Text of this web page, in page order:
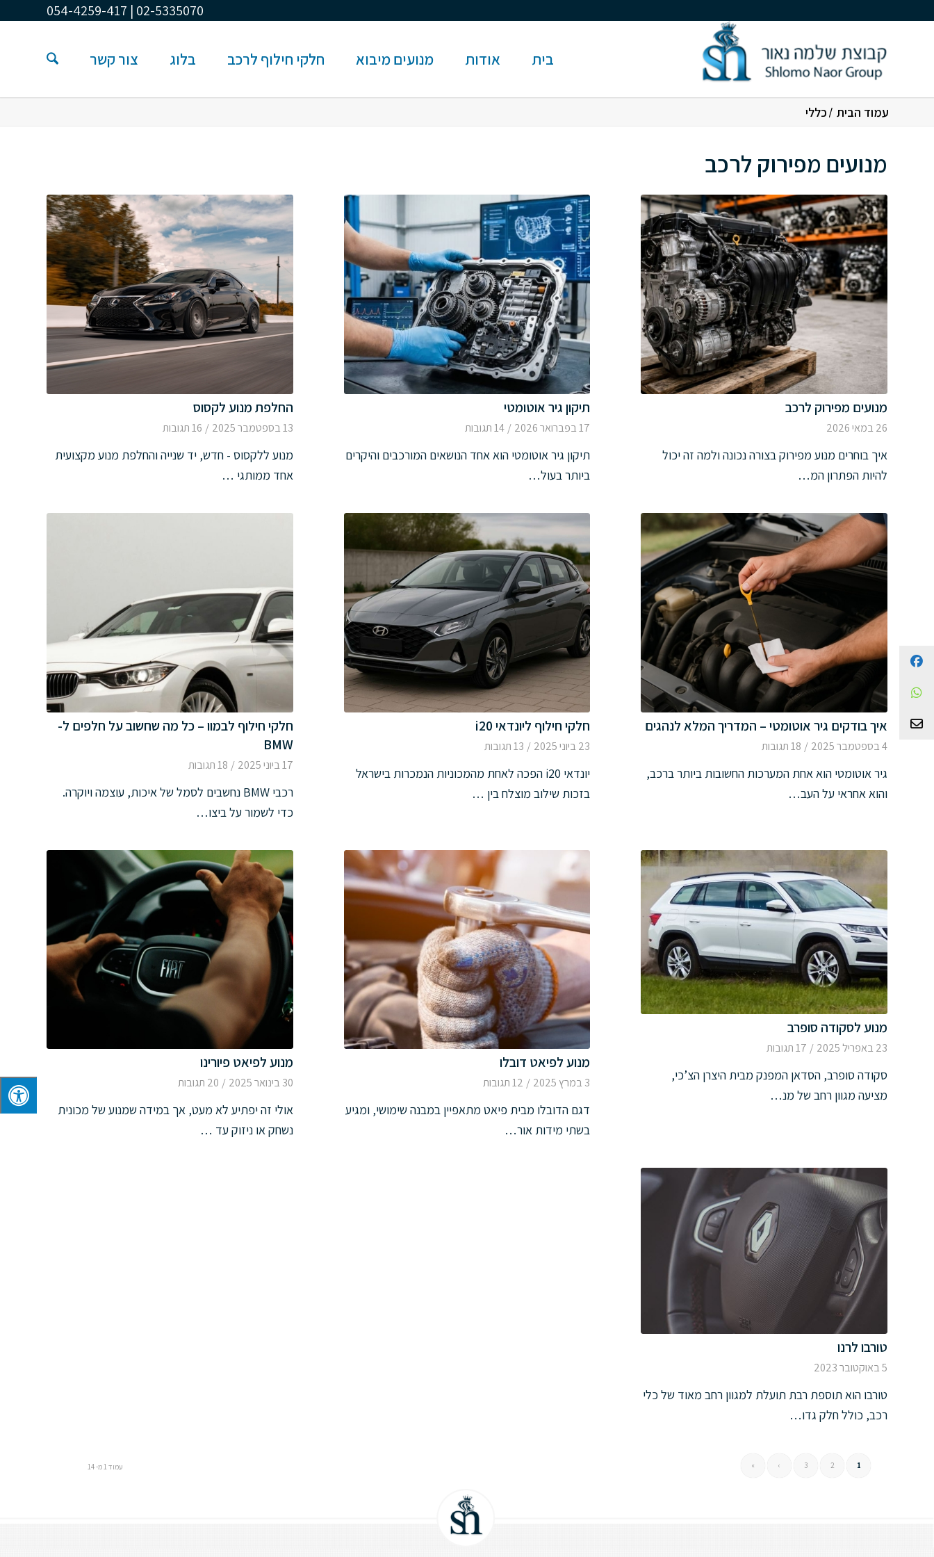
02-5335070 | 054-4259-417
בית אודות מנועים מיבוא חלקי חילוף לרכב בלוג צור קשר
עמוד הבית /כללי
מנועים מפירוק לרכב
מנועים מפירוק לרכב
26 במאי 2026
איך בוחרים מנוע מפירוק בצורה נכונה ולמה זה יכול
להיות הפתרון המ…
תיקון גיר אוטומטי
17 בפברואר 2026 / 14 תגובות
תיקון גיר אוטומטי הוא אחד הנושאים המורכבים והיקרים
ביותר בעול…
החלפת מנוע לקסוס
13 בספטמבר 2025 / 16 תגובות
מנוע ללקסוס - חדש, יד שנייה והחלפת מנוע מקצועית
אחד ממותגי …
איך בודקים גיר אוטומטי – המדריך המלא לנהגים
4 בספטמבר 2025 / 18 תגובות
גיר אוטומטי הוא אחת המערכות החשובות ביותר ברכב,
והוא אחראי על העב…
חלקי חילוף ליונדאי i20
23 ביוני 2025 / 13 תגובות
יונדאי i20 הפכה לאחת מהמכוניות הנמכרות בישראל
בזכות שילוב מוצלח בין …
חלקי חילוף לבמוו – כל מה שחשוב על חלפים ל-
BMW
17 ביוני 2025 / 18 תגובות
רכבי BMW נחשבים לסמל של איכות, עוצמה ויוקרה.
כדי לשמור על ביצו…
מנוע לסקודה סופרב
23 באפריל 2025 / 17 תגובות
סקודה סופרב, הסדאן המפנק מבית היצרן הצ’כי,
מציעה מגוון רחב של מנ…
מנוע לפיאט דובלו
3 במרץ 2025 / 12 תגובות
דגם הדובלו מבית פיאט מתאפיין במבנה שימושי, ומגיע
בשתי מידות אור…
מנוע לפיאט פיורינו
30 בינואר 2025 / 20 תגובות
אולי זה יפתיע לא מעט, אך במידה שמנוע של מכונית
נשחק או ניזוק עד …
טורבו לרנו
5 באוקטובר 2023
טורבו הוא תוספת רבת תועלת למגוון רחב מאוד של כלי
רכב, כולל חלק גדו…
עמוד 1 מ- 14 1
2
3
›
»
Facebook
WhatsApp
צור קשר